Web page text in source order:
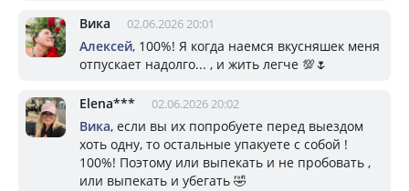
Вика 02.06.2026 20:01
Алексей, 100%! Я когда наемся вкусняшек меня
отпускает надолго... , и жить легче 💯🌷
Elena*** 02.06.2026 20:02
Вика, если вы их попробуете перед выездом
хоть одну, то остальные упакуете с собой !
100%! Поэтому или выпекать и не пробовать ,
или выпекать и убегать 🤣